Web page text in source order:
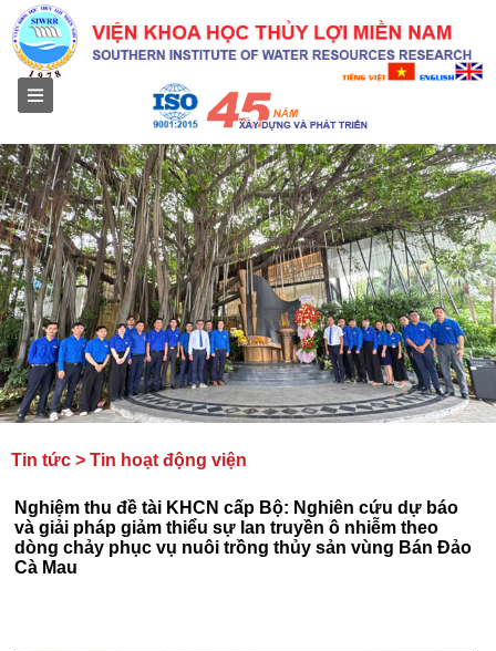
Tin tức > Tin hoạt động viện
Nghiệm thu đề tài KHCN cấp Bộ: Nghiên cứu dự báo
và giải pháp giảm thiểu sự lan truyền ô nhiễm theo
dòng chảy phục vụ nuôi trồng thủy sản vùng Bán Đảo
Cà Mau